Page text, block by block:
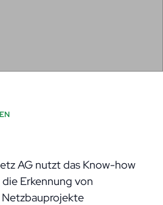
AG nutzt das Know-how
Erkennung von